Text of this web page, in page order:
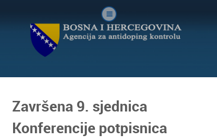
Završena 9. sjednica
Konferencije potpisnica